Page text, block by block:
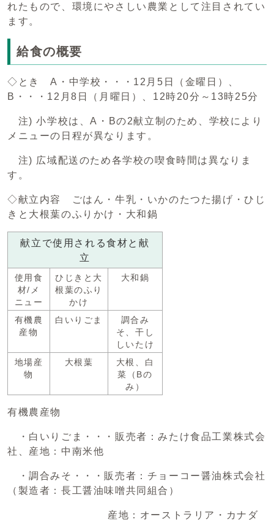
れたもので、環境にやさしい農業として注目されてい
ます。
給食の概要
◇とき A・中学校・・・12月5日（金曜日）、
B・・・12月8日（月曜日）、12時20分～13時25分
注) 小学校は、A・Bの2献立制のため、学校により
メニューの日程が異なります。
注) 広域配送のため各学校の喫食時間は異なりま
す。
◇献立内容 ごはん・牛乳・いかのたつた揚げ・ひじ
きと大根葉のふりかけ・大和鍋
献立で使用される食材と献
立
使用食
材/メ
ニュー
ひじきと大
根葉のふり
かけ
大和鍋
有機農
産物
白いりごま
調合み
そ、干し
しいたけ
地場産
物
大根葉
大根、白
菜（Bの
み）
有機農産物
・白いりごま・・・販売者：みたけ食品工業株式会
社、産地：中南米他
・調合みそ・・・販売者：チョーコー醤油株式会社
（製造者：長工醤油味噌共同組合）
産地：オーストラリア・カナダ